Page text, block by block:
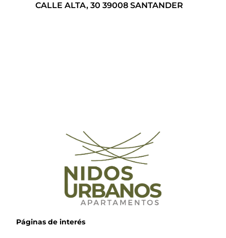
CALLE ALTA, 30 39008 SANTANDER
Páginas de interés